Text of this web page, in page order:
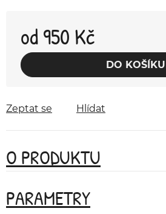
od950 Kč
Měrná cena:
DO KOŠÍKU
Zeptat se Hlídat
O PRODUKTU
PARAMETRY